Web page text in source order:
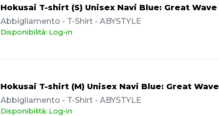
Hokusai T-shirt (S) Unisex Navi Blue: Great Wave
Abbigliamento - T-Shirt - ABYSTYLE
Disponibilità: Log-in
Hokusai T-shirt (M) Unisex Navi Blue: Great Wave
Abbigliamento - T-Shirt - ABYSTYLE
Disponibilità: Log-in